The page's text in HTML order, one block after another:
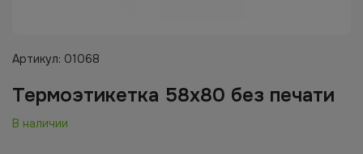
Артикул: 01068
Термоэтикетка 58х80 без печати
В наличии